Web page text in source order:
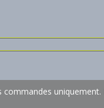
commandes uniquement.